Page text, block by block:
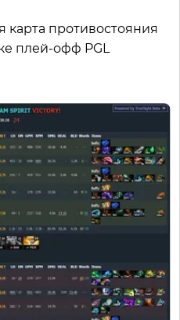
карта противостояния
плей-офф PGL